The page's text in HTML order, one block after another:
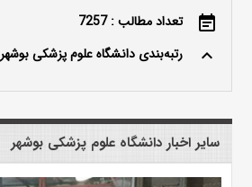
event_note تعداد مطالب : 7257
keyboard_arrow_up رتبه‌بندی دانشگاه علوم پزشکی بوشهر
سایر اخبار دانشگاه علوم پزشکی بوشهر